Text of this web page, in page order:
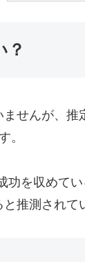
？
せんが、推
。
功を収めて
推測されて